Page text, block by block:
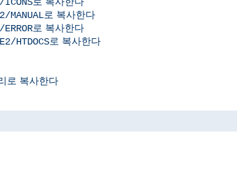
ICONS
MANUAL로 복사한다
로 복사한다
HTDOCS로 복사한다
로 복사한다